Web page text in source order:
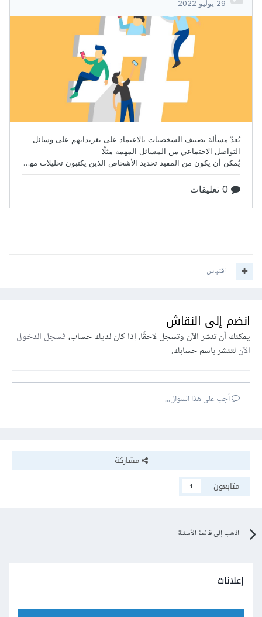
اقتباس
انضم إلى النقاش
يمكنك أن تنشر الآن وتسجل لاحقًا. إذا كان لديك حساب،فسجل الدخول
الآنلتنشر باسم حسابك.
أجب على هذا السؤال...
مشاركة
متابعون
1
اذهب إلى قائمة الأسئلة
إعلانات